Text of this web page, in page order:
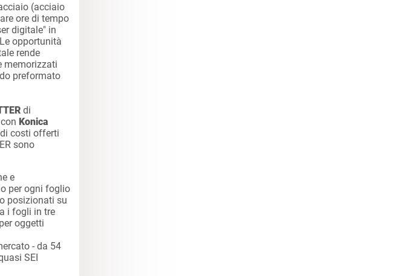
(acciaio
ore di tempo
digitale" in
opportunità
rende
memorizzati
preformato
di
Konica
costi offerti
sono
e
per ogni foglio
posizionati su
i fogli in tre
oggetti
- da 54
SEI